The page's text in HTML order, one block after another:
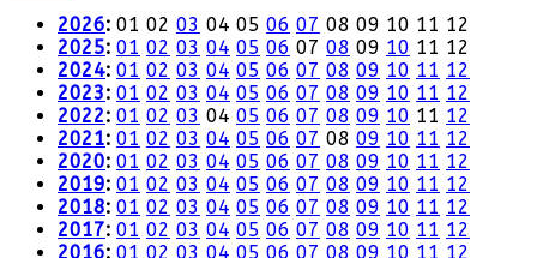
2026: 01 02 03 04 05 06 07 08 09 10 11 12
2025: 01 02 03 04 05 06 07 08 09 10 11 12
2024: 01 02 03 04 05 06 07 08 09 10 11 12
2023: 01 02 03 04 05 06 07 08 09 10 11 12
2022: 01 02 03 04 05 06 07 08 09 10 11 12
2021: 01 02 03 04 05 06 07 08 09 10 11 12
2020: 01 02 03 04 05 06 07 08 09 10 11 12
2019: 01 02 03 04 05 06 07 08 09 10 11 12
2018: 01 02 03 04 05 06 07 08 09 10 11 12
2017: 01 02 03 04 05 06 07 08 09 10 11 12
2016: 01 02 03 04 05 06 07 08 09 10 11 12